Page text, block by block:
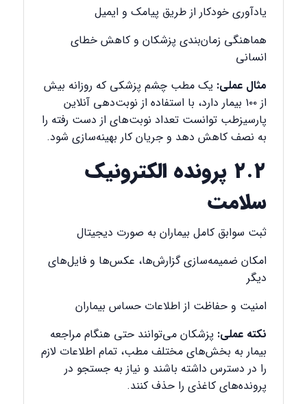
یادآوری خودکار از طریق پیامک و ایمیل
هماهنگی زمان‌بندی پزشکان و کاهش خطای
انسانی
مثال عملی: یک مطب چشم پزشکی که روزانه بیش
از ۱۰۰ بیمار دارد، با استفاده از نوبت‌دهی آنلاین
پارسیزطب توانست تعداد نوبت‌های از دست رفته را
به نصف کاهش دهد و جریان کار بهینه‌سازی شود.
۲.۲ پرونده الکترونیک
سلامت
ثبت سوابق کامل بیماران به صورت دیجیتال
امکان ضمیمه‌سازی گزارش‌ها، عکس‌ها و فایل‌های
دیگر
امنیت و حفاظت از اطلاعات حساس بیماران
نکته عملی: پزشکان می‌توانند حتی هنگام مراجعه
بیمار به بخش‌های مختلف مطب، تمام اطلاعات لازم
را در دسترس داشته باشند و نیاز به جستجو در
پرونده‌های کاغذی را حذف کنند.